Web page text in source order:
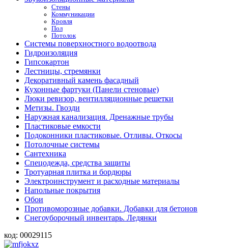
Стены
Коммуникации
Кровля
Пол
Потолок
Системы поверхностного водоотвода
Гидроизоляция
Гипсокартон
Лестницы, стремянки
Декоративный камень фасадный
Кухонные фартуки (Панели стеновые)
Люки ревизор, вентилляционные решетки
Метизы. Гвозди
Наружная канализация. Дренажные трубы
Пластиковые емкости
Подоконники пластиковые. Отливы. Откосы
Потолочные системы
Сантехника
Спецодежда, средства защиты
Тротуарная плитка и бордюры
Электроинструмент и расходные материалы
Напольные покрытия
Обои
Противоморозные добавки. Добавки для бетонов
Снегоуборочный инвентарь. Ледянки
код: 00029115